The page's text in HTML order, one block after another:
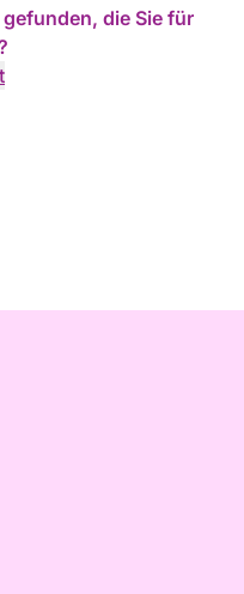
die Sie für